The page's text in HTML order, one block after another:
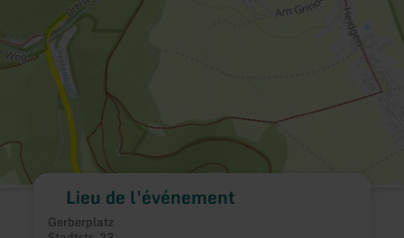
Lieu de l'événement
Gerberplatz